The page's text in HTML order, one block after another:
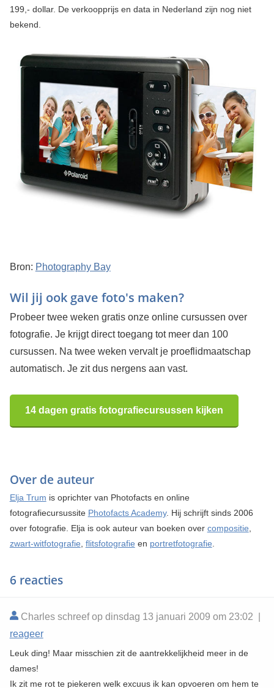
199,- dollar. De verkoopprijs en data in Nederland zijn nog niet
bekend.
Bron: Photography Bay
Wil jij ook gave foto's maken?
Probeer twee weken gratis onze online cursussen over
fotografie. Je krijgt direct toegang tot meer dan 100
cursussen. Na twee weken vervalt je proeflidmaatschap
automatisch. Je zit dus nergens aan vast.
14 dagen gratis fotografiecursussen kijken
Over de auteur
Elja Trum is oprichter van Photofacts en online
fotografiecursussite Photofacts Academy. Hij schrijft sinds 2006
over fotografie. Elja is ook auteur van boeken over compositie,
zwart-witfotografie, flitsfotografie en portretfotografie.
6 reacties
Charles schreef op dinsdag 13 januari 2009 om 23:02 |
reageer
Leuk ding! Maar misschien zit de aantrekkelijkheid meer in de
dames!
Ik zit me rot te piekeren welk excuus ik kan opvoeren om hem te